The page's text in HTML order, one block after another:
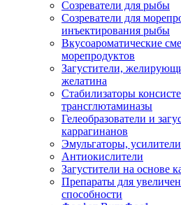
Созреватели для рыбы
Созреватели для
инъектирования рыбы
Вкусоароматические
морепродуктов
Загустители,
желатина
Стабилизаторы
трансглютаминазы
Гелеобразователи и
каррагинанов
Эмульгаторы,
Антиокислители
Загустители на основе
Препараты для
способности